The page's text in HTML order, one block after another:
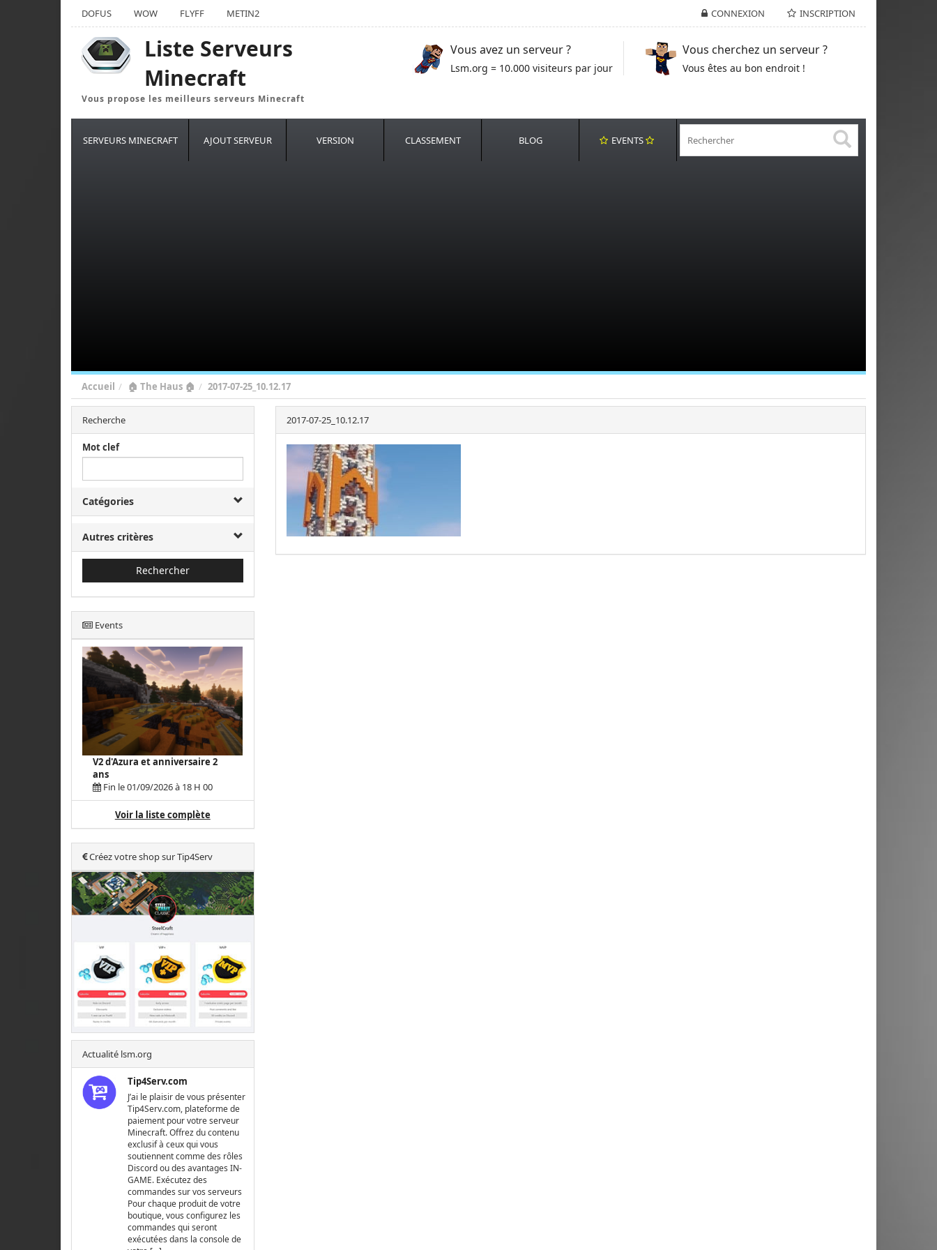
CONNEXION INSCRIPTION
DOFUS WOW FLYFF METIN2
Liste Serveurs
Minecraft
Vous propose les meilleurs serveurs Minecraft
Vous avez un serveur ?
Lsm.org = 10.000 visiteurs par jour
Vous cherchez un serveur ?
Vous êtes au bon endroit !
SERVEURS MINECRAFT AJOUT SERVEUR VERSION CLASSEMENT BLOG EVENTS
Accueil 🏠 The Haus 🏠 2017-07-25_10.12.17
Recherche
Mot clef
Catégories
Autres critères
Rechercher
Events
V2 d'Azura et anniversaire 2
ans
Fin le 01/09/2026 à 18 H 00
Voir la liste complète
Créez votre shop sur Tip4Serv
Actualité lsm.org
Tip4Serv.com
J’ai le plaisir de vous présenter
Tip4Serv.com, plateforme de
paiement pour votre serveur
Minecraft. Offrez du contenu
exclusif à ceux qui vous
soutiennent comme des rôles
Discord ou des avantages IN-
GAME. Exécutez des
commandes sur vos serveurs
Pour chaque produit de votre
boutique, vous configurez les
commandes qui seront
exécutées dans la console de
2017-07-25_10.12.17